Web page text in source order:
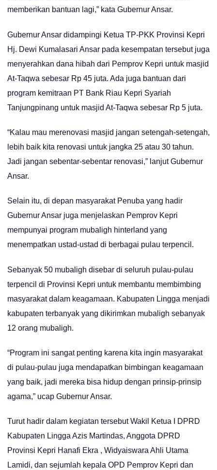
memberikan bantuan lagi,” kata Gubernur Ansar.
Gubernur Ansar didampingi Ketua TP-PKK Provinsi Kepri
Hj. Dewi Kumalasari Ansar pada kesempatan tersebut juga
menyerahkan dana hibah dari Pemprov Kepri untuk masjid
At-Taqwa sebesar Rp 45 juta. Ada juga bantuan dari
program kemitraan PT Bank Riau Kepri Syariah
Tanjungpinang untuk masjid At-Taqwa sebesar Rp 5 juta.
“Kalau mau merenovasi masjid jangan setengah-setengah,
lebih baik kita renovasi untuk jangka 25 atau 30 tahun.
Jadi jangan sebentar-sebentar renovasi,” lanjut Gubernur
Ansar.
Selain itu, di depan masyarakat Penuba yang hadir
Gubernur Ansar juga menjelaskan Pemprov Kepri
mempunyai program mubaligh hinterland yang
menempatkan ustad-ustad di berbagai pulau terpencil.
Sebanyak 50 mubaligh disebar di seluruh pulau-pulau
terpencil di Provinsi Kepri untuk membantu membimbing
masyarakat dalam keagamaan. Kabupaten Lingga menjadi
kabupaten terbanyak yang dikirimkan mubaligh sebanyak
12 orang mubaligh.
“Program ini sangat penting karena kita ingin masyarakat
di pulau-pulau juga mendapatkan bimbingan keagamaan
yang baik, jadi mereka bisa hidup dengan prinsip-prinsip
agama,” ucap Gubernur Ansar.
Turut hadir dalam kegiatan tersebut Wakil Ketua I DPRD
Kabupaten Lingga Azis Martindas, Anggota DPRD
Provinsi Kepri Hanafi Ekra , Widyaiswara Ahli Utama
Lamidi, dan sejumlah kepala OPD Pemprov Kepri dan